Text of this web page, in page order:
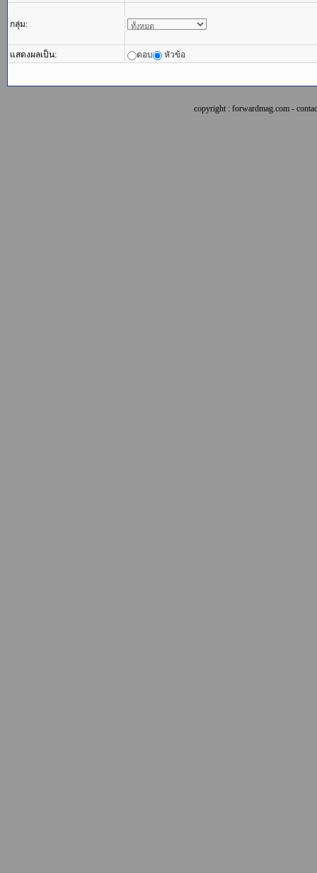
กลุ่ม:
แสดงผลเป็น: ตอบ หัวข้อ
copyright : forwardmag.com -